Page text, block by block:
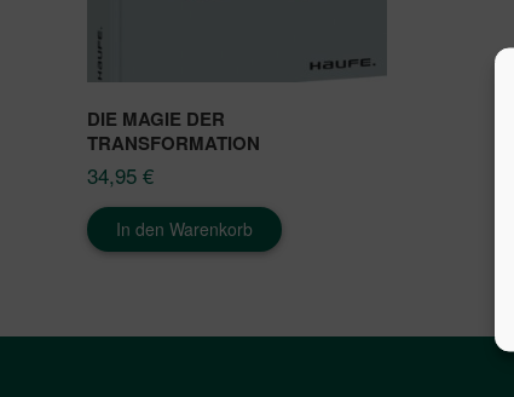
DIE MAGIE DER
TRANSFORMATION
34,95 €
In den Warenkorb